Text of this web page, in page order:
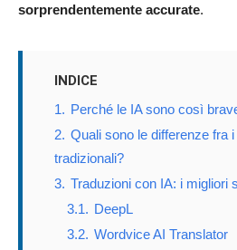
sorprendentemente accurate.
INDICE
1. Perché le IA sono così
2. Quali sono le differenze fra
tradizionali?
3. Traduzioni con IA: i migliori
3.1. DeepL
3.2. Wordvice AI Translator